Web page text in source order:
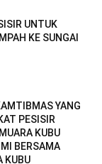
UNTUK
KE SUNGAI
YANG
PESISIR
KUBU
BERSAMA
KUBU